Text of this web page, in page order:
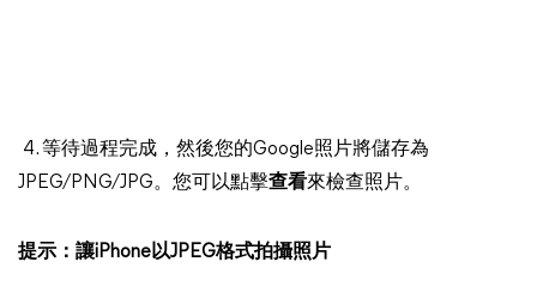
4. 等待過程完成，然後您的Google照片將儲存為
JPEG/PNG/JPG。您可以點擊查看來檢查照片。
提示：讓iPhone以JPEG格式拍攝照片